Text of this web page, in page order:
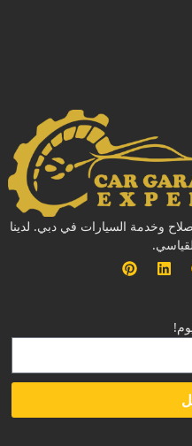
وخدمة السيارات في دبي. لدينا